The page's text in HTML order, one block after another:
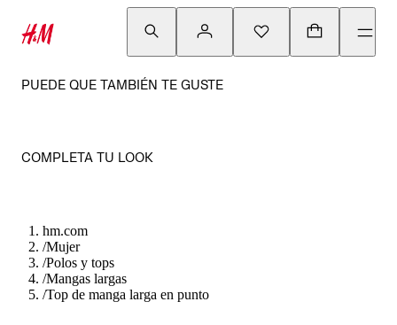
PUEDE QUE TAMBIÉN TE GUSTE
COMPLETA TU LOOK
hm.com
/Mujer
/Polos y tops
/Mangas largas
/Top de manga larga en punto